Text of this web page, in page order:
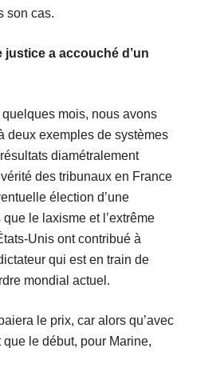
son cas.
justice a accouché d’un
quelques mois, nous avons
deux exemples de systèmes
diamétralement
des tribunaux en France
élection d’une
le laxisme et l’extrême
Unis ont contribué à
qui est en train de
mondial actuel.
le prix, car alors qu’avec
que le début, pour Marine,